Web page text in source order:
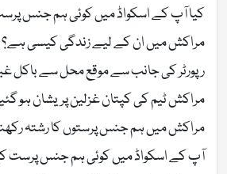
کیا آپ کے اسکواڈ میں کوئی ہم جنس
مراکش میں ان کے لیے زندگی کیسی ہے؟
رپورٹر کی جانب سے موقع محل سے باکل
مراکش ٹیم کی کپتان غزلین پریشان ہو
مراکش میں ہم جنس پرستوں کا رشتہ
آپ کے اسکواڈ میں کوئی ہم جنس پرست